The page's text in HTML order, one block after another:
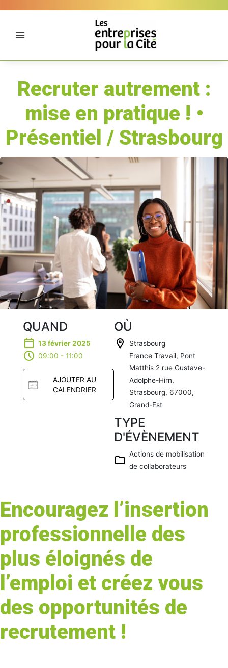
Recruter autrement :
mise en pratique ! •
Présentiel / Strasbourg
QUAND
13 février 2025
09:00 - 11:00
AJOUTER AU
CALENDRIER
Live
OÙ
Strasbourg
France Travail, Pont
Matthis 2 rue Gustave-
Adolphe-Hirn,
Strasbourg, 67000,
Grand-Est
TYPE
D'ÉVÈNEMENT
Actions de mobilisation
de collaborateurs
Encouragez l’insertion
professionnelle des
plus éloignés de
l’emploi et créez vous
des opportunités de
recrutement !